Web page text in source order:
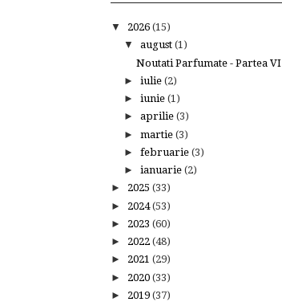
▼ 2026 (15)
▼ august (1)
Noutati Parfumate - Partea VI
► iulie (2)
► iunie (1)
► aprilie (3)
► martie (3)
► februarie (3)
► ianuarie (2)
► 2025 (33)
► 2024(53)
► 2023 (60)
► 2022 (48)
► 2021 (29)
► 2020 (33)
► 2019 (37)